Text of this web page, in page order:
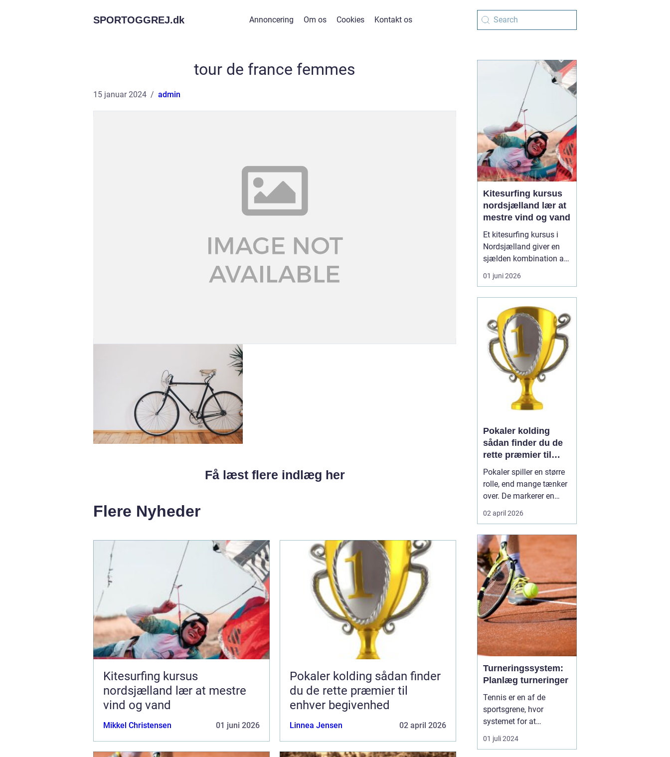
SPORTOGGREJ.dk Annoncering Om os Cookies Kontakt os
tour de france femmes
15 januar 2024 admin
Få læst flere indlæg her
Flere Nyheder
Kitesurfing kursus
nordsjælland lær at mestre
vind og vand
Mikkel Christensen 01 juni 2026
Pokaler kolding sådan finder
du de rette præmier til
enhver begivenhed
Linnea Jensen 02 april 2026
Kitesurfing kursus
nordsjælland lær at
mestre vind og vand
Et kitesurfing kursus i
Nordsjælland giver en
sjælden kombination af
trygge forhold, dygtige
instruktører og nogle af
kyststrækninger.
Nordsjælland byder på
lavt vand, stabile vinde
og gode
adgangsforhold, som
tilsammen gør området
01 juni 2026
Pokaler kolding
sådan finder du de
rette præmier til
enhver begivenhed
Pokaler spiller en større
rolle, end mange tænker
over. De markerer en
milepæl, samler
fællesskabet og skaber
hylden i mange år. I og
omkring Kolding er der et
stort behov for præmier
til både sportsklubber,
skoler, foreninger ...
02 april 2026
Turneringssystem:
Planlæg turneringer
Tennis er en af de
sportsgrene, hvor
systemet for at
arrangere turneringer har
afgørende betydning for
01 juli 2024